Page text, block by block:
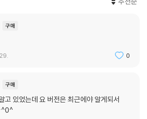
구매
0
구매
고 있었는데 요 버전은 최근에야 알게되서